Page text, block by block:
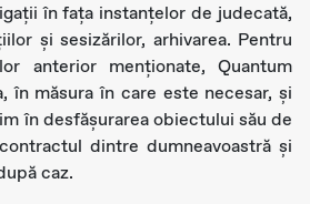
în fața instanțelor de judecată,
și sesizărilor, arhivarea. Pentru
anterior menționate, Quantum
în măsura în care este necesar, și
în desfășurarea obiectului său de
dintre dumneavoastră și
caz.